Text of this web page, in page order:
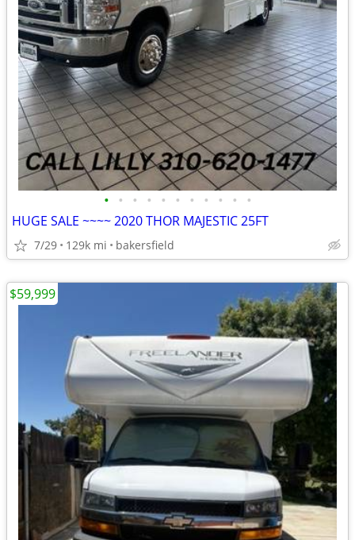
• • • • • • • • • • •
HUGE SALE ~~~~ 2020 THOR MAJESTIC 25FT
7/29 129k mi bakersfield
$59,999